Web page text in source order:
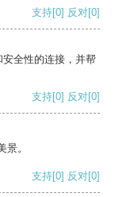
支持[0] 反对[0]
全性的连接，并帮
支持[0] 反对[0]
。
支持[0] 反对[0]